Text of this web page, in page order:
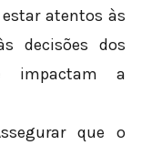
atentos às
decisões dos
impactam a
que o